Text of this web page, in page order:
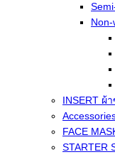
INSERT ผ้
FACE
STARTER